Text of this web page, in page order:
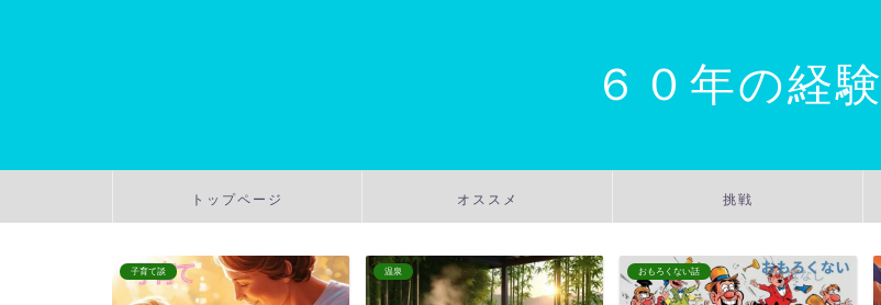
６０年の経験
トップページ オススメ 挑戦
子育て談 温泉 おもろくない話